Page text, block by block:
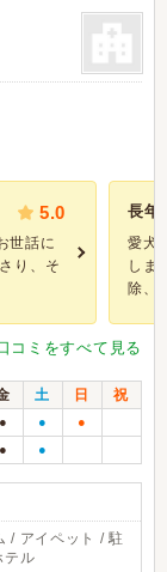
5.0
世話に
り、そ
長年
愛犬
しま
除、
コミをすべて見る
土 日
祝
● ● ●
● ●
/ アイペット / 駐
テル